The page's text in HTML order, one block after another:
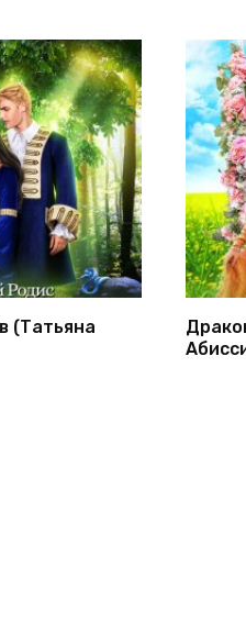
(Татьяна